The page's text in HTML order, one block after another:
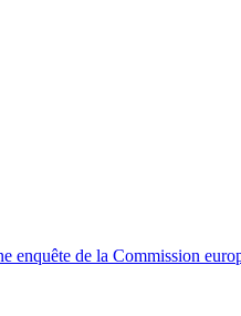
enquête de la Commission